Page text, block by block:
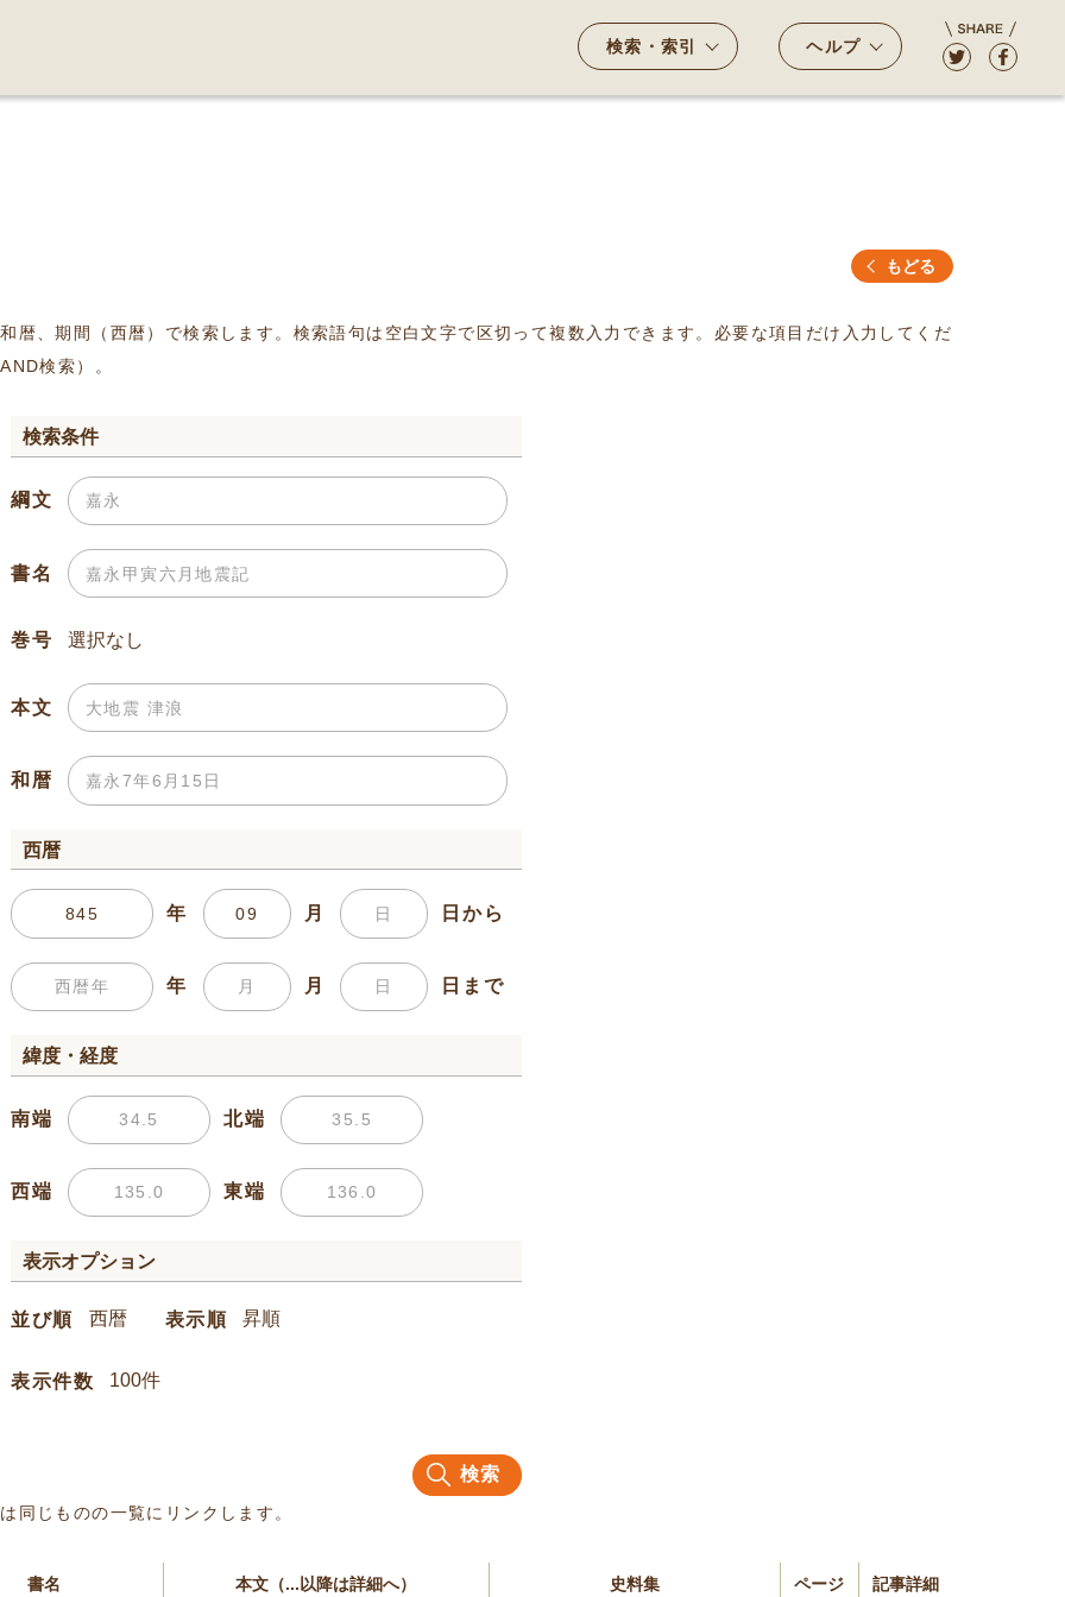
検索・索引 ヘルプ
もどる
暦、期間（西暦）で検索します。検索語句は空白文字で区切って複数入力できます。必要な項目だけ入力してくだ
検索）。
検索条件
綱文
書名
巻号
本文
和暦
西暦
年 月 日から
年 月 日まで
緯度・経度
南端 北端
西端 東端
表示オプション
並び順 表示順
表示件数
検索
同じものの一覧にリンクします。
書名 本文（...以降は詳細へ） 史料集 ページ 記事詳細